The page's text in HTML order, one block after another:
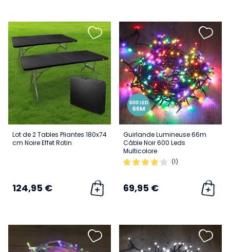
Lot de 2 Tables Pliantes 180x74
cm Noire Effet Rotin
124,95 €
Guirlande Lumineuse 66m
Câble Noir 600 Leds
Multicolore
(1)
69,95 €